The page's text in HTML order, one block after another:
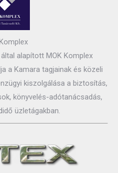
alapított MOK Komplex
a Kamara tagjainak és közeli
kiszolgálása a biztosítás,
könyvelés-adótanácsadás,
üzletágakban.